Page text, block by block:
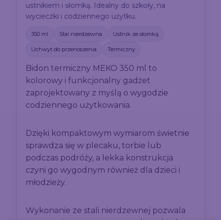
ustnikiem i słomką. Idealny do szkoły, na
wycieczki i codziennego użytku.
350 ml Stal nierdzewna Ustnik ze słomką
Uchwyt do przenoszenia Termiczny
Bidon termiczny MEKO 350 ml to
kolorowy i funkcjonalny gadżet
zaprojektowany z myślą o wygodzie
codziennego użytkowania.
Dzięki kompaktowym wymiarom świetnie
sprawdza się w plecaku, torbie lub
podczas podróży, a lekka konstrukcja
czyni go wygodnym również dla dzieci i
młodzieży.
Wykonanie ze stali nierdzewnej pozwala